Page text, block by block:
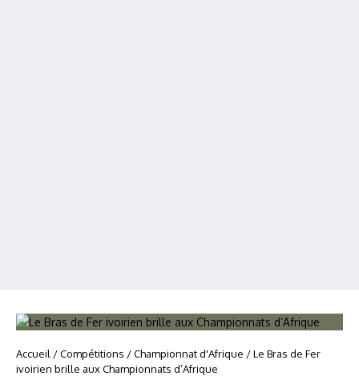
Accueil /Compétitions /Championnat d'Afrique /Le Bras de Fer
ivoirien brille aux Championnats d’Afrique